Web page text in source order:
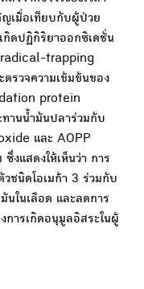
เมื่อเทียบกับผู้ป่วย
กิดปฏิกิริยาออกซิเดชั่น
trapping
รวจความเข้มข้นของ
protein
านน้ำมันปลาร่วมกับ
และ AOPP
งแสดงให้เห็นว่า การ
ชนิดโอเมก้า 3 ร่วมกับ
ในเลือด และลดการ
การเกิดอนุมูลอิสระในผู้